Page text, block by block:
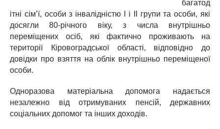
багатод
ітні сім’ї, особи з інвалідністю І і ІІ групи та особи, які
досягли 80-річного віку, з числа внутрішньо
переміщених осіб, які фактично проживають на
території Кіровоградської області, відповідно до
довідки про взяття на облік внутрішньо переміщеної
особи.
Одноразова матеріальна допомога надається
незалежно від отримуваних пенсій, державних
соціальних допомог та інших доходів.